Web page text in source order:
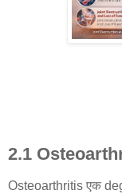
2.1
Osteoarthritis एक